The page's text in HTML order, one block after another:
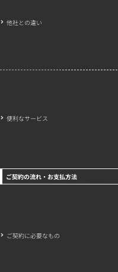
他社との違い
便利なサービス
ご契約の流れ・お支払方法
ご契約に必要なもの